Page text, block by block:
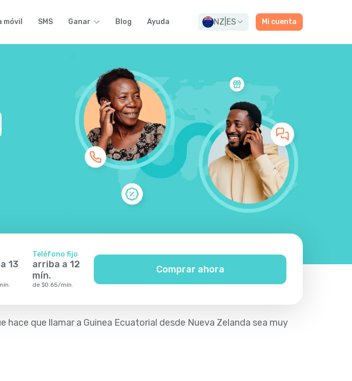
móvil SMS Ganar Blog Ayuda NZ ES Mi cuenta
13
Teléfono fijo
arriba a 12
mín.
de $0.65/mín.
Comprar ahora
que llamar a Guinea Ecuatorial desde Nueva Zelanda sea muy